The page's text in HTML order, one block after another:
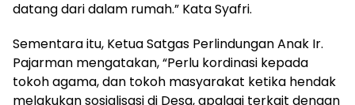
datang dari dalam rumah.” Kata Syafri.
Sementara itu, Ketua Satgas Perlindungan Anak Ir.
Pajarman mengatakan, “Perlu kordinasi kepada
tokoh agama, dan tokoh masyarakat ketika hendak
melakukan sosialisasi di Desa, apalagi terkait dengan